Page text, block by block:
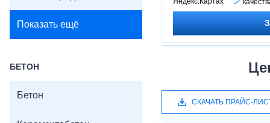
Показать ещё
БЕТОН
Бетон
СКАЧАТЬ ПРАЙС-